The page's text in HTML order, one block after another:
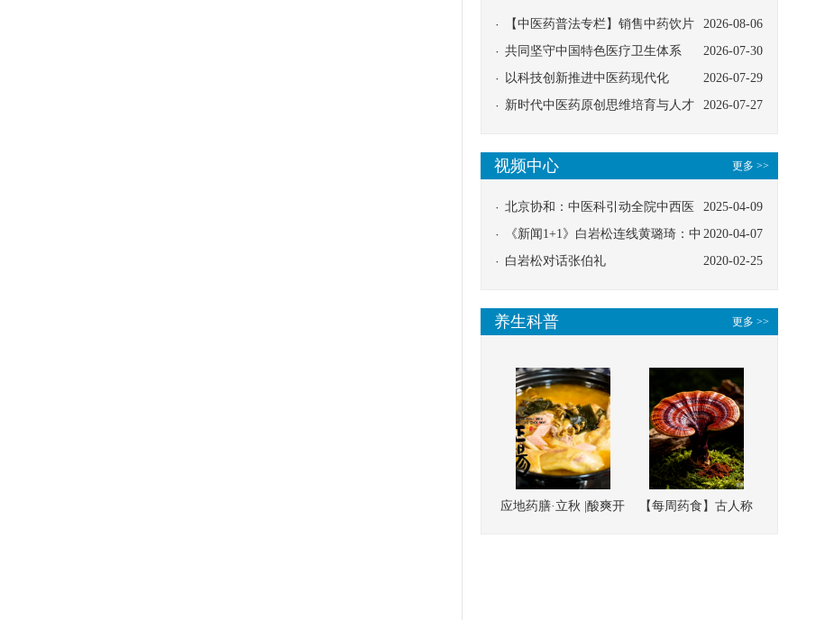
2026-08-06
【中医药普法专栏】销售中药饮片
应告知煎服方法及注意事项
2026-07-30
共同坚守中国特色医疗卫生体系
2026-07-29
以科技创新推进中医药现代化
2026-07-27
新时代中医药原创思维培育与人才
更多 >>
视频中心
2025-04-09
北京协和：中医科引动全院中西医
协同
2020-04-07
《新闻1+1》白岩松连线黄璐琦：中
医救治的临床效果
2020-02-25
白岩松对话张伯礼
更多 >>
养生科普
应地药膳·立秋 |酸爽开
【每周药食】古人称